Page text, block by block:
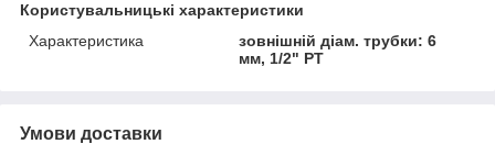
Користувальницькі характеристики
Характеристика
зовнішній діам. трубки: 6
мм, 1/2" PT
Умови доставки